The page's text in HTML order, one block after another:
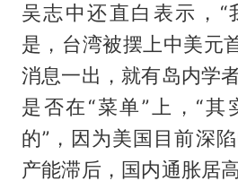
吴志中还直白表示，“
是，台湾被摆上中美元
消息一出，就有岛内学
是否在“菜单”上，“其
的”，因为美国目前深
产能滞后，国内通胀居